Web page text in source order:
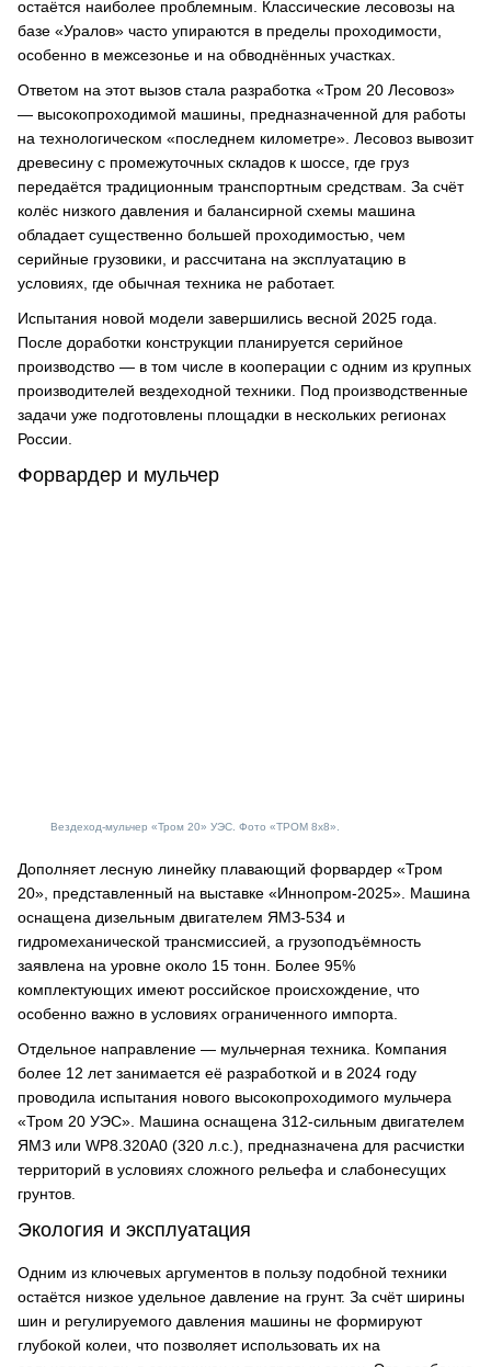
остаётся наиболее проблемным. Классические лесовозы на
базе «Уралов» часто упираются в пределы проходимости,
особенно в межсезонье и на обводнённых участках.
Ответом на этот вызов стала разработка «Тром 20 Лесовоз»
— высокопроходимой машины, предназначенной для работы
на технологическом «последнем километре». Лесовоз вывозит
древесину с промежуточных складов к шоссе, где груз
передаётся традиционным транспортным средствам. За счёт
колёс низкого давления и балансирной схемы машина
обладает существенно большей проходимостью, чем
серийные грузовики, и рассчитана на эксплуатацию в
условиях, где обычная техника не работает.
Испытания новой модели завершились весной 2025 года.
После доработки конструкции планируется серийное
производство — в том числе в кооперации с одним из крупных
производителей вездеходной техники. Под производственные
задачи уже подготовлены площадки в нескольких регионах
России.
Форвардер и мульчер
Вездеход-мульчер «Тром 20» УЭС. Фото «ТРОМ 8х8».
Дополняет лесную линейку плавающий форвардер «Тром
20», представленный на выставке «Иннопром-2025». Машина
оснащена дизельным двигателем ЯМЗ-534 и
гидромеханической трансмиссией, а грузоподъёмность
заявлена на уровне около 15 тонн. Более 95%
комплектующих имеют российское происхождение, что
особенно важно в условиях ограниченного импорта.
Отдельное направление — мульчерная техника. Компания
более 12 лет занимается её разработкой и в 2024 году
проводила испытания нового высокопроходимого мульчера
«Тром 20 УЭС». Машина оснащена 312-сильным двигателем
ЯМЗ или WP8.320A0 (320 л.с.), предназначена для расчистки
территорий в условиях сложного рельефа и слабонесущих
грунтов.
Экология и эксплуатация
Одним из ключевых аргументов в пользу подобной техники
остаётся низкое удельное давление на грунт. За счёт ширины
шин и регулируемого давления машины не формируют
глубокой колеи, что позволяет использовать их на